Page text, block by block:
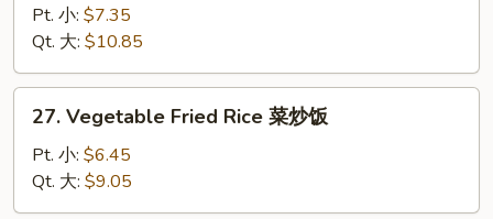
Fried
Rice
牛
炒
Pt. 小: $7.35
Qt. 大: $10.85
Vegetable
Fried
Rice
菜
27. Vegetable Fried Rice 菜炒饭
Pt. 小: $6.45
Qt. 大: $9.05